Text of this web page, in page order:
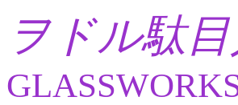
ヲドル駄